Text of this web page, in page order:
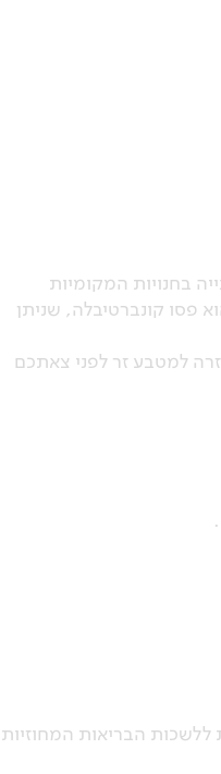
בחנויות המקומיות
פסו קונברטיבלה, שניתן
למטבע זר לפני צאתכם
ללשכות הבריאות המחוזיות